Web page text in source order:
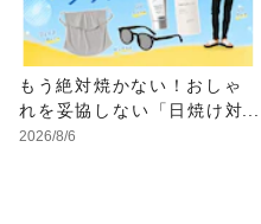
もう絶対焼かない！おしゃ
れを妥協しない「日焼け対
策」グッズ
2026/8/6